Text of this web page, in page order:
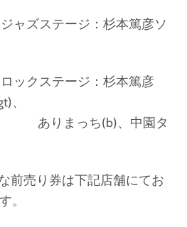
ャズステージ：杉本篤彦ソ
ックステージ：杉本篤彦
、
(b)、中園タ
前売り券は下記店舗にてお
。